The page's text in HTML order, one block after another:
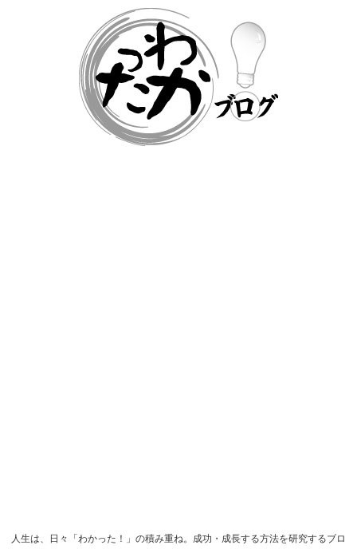
人生は、日々「わかった！」の積み重ね。成功・成長する方法を研究するブロ